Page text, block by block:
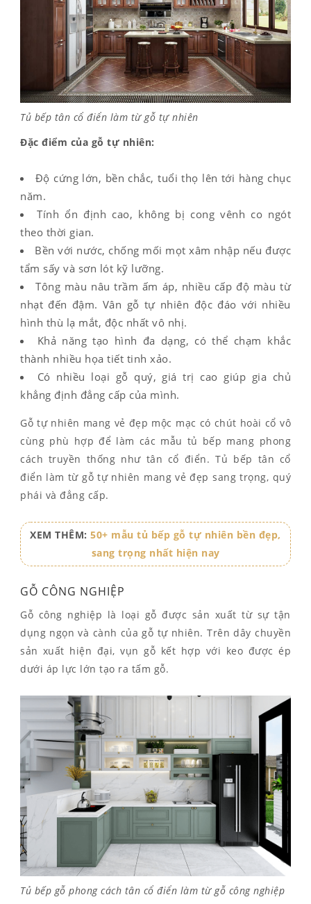
Tủ bếp tân cổ điển làm từ gỗ tự nhiên
Đặc điểm của gỗ tự nhiên:
Độ cứng lớn, bền chắc, tuổi thọ lên tới hàng chục
năm.
Tính ổn định cao, không bị cong vênh co ngót
theo thời gian.
Bền với nước, chống mối mọt xâm nhập nếu được
tẩm sấy và sơn lót kỹ lưỡng.
Tông màu nâu trầm ấm áp, nhiều cấp độ màu từ
nhạt đến đậm. Vân gỗ tự nhiên độc đáo với nhiều
hình thù lạ mắt, độc nhất vô nhị.
Khả năng tạo hình đa dạng, có thể chạm khắc
thành nhiều họa tiết tinh xảo.
Có nhiều loại gỗ quý, giá trị cao giúp gia chủ
khẳng định đẳng cấp của mình.
Gỗ tự nhiên mang vẻ đẹp mộc mạc có chút hoài cổ vô
cùng phù hợp để làm các mẫu tủ bếp mang phong
cách truyền thống như tân cổ điển. Tủ bếp tân cổ
điển làm từ gỗ tự nhiên mang vẻ đẹp sang trọng, quý
phái và đẳng cấp.
XEM THÊM:50+ mẫu tủ bếp gỗ tự nhiên bền đẹp,
sang trọng nhất hiện nay
GỖ CÔNG NGHIỆP
Gỗ công nghiệp là loại gỗ được sản xuất từ sự tận
dụng ngọn và cành của gỗ tự nhiên. Trên dây chuyền
sản xuất hiện đại, vụn gỗ kết hợp với keo được ép
dưới áp lực lớn tạo ra tấm gỗ.
Tủ bếp gỗ phong cách tân cổ điển làm từ gỗ công nghiệp